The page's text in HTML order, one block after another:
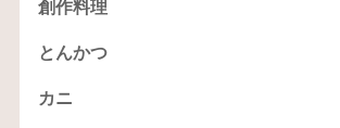
創作料理
とんかつ
カニ